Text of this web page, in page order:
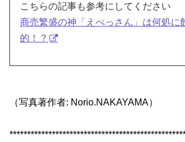
こちらの記事も参考にしてください
商売繁盛の神「えべっさん」は何処に
的！？
（写真著作者: Norio.NAKAYAMA）